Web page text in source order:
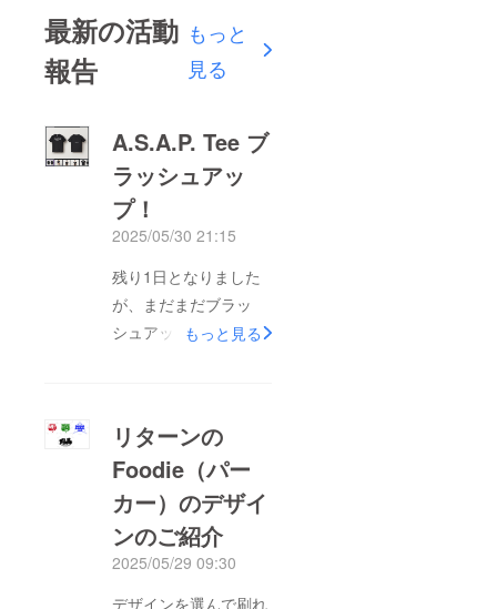
最新の活動
報告
もっと
見る
A.S.A.P. Tee ブ
ラッシュアッ
プ！
2025/05/30 21:15
残り1日となりました
が、まだまだブラッ
シュアップしていま
られています！
もっと見る
リターンの
Foodie（パー
カー）のデザイ
ンのご紹介
2025/05/29 09:30
デザインを選んで刷れ